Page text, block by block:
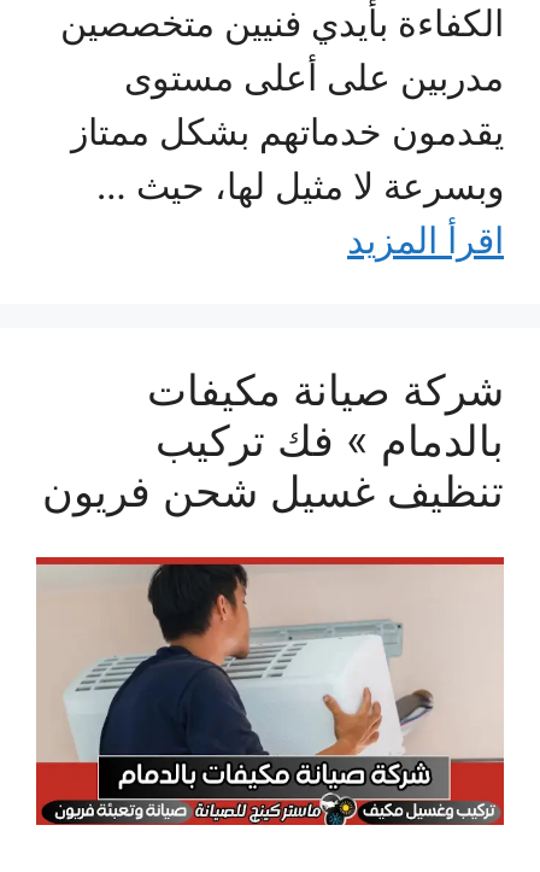
الكفاءة بأيدي فنيين متخصصين
مدربين على أعلى مستوى
يقدمون خدماتهم بشكل ممتاز
وبسرعة لا مثيل لها، حيث …
اقرأ المزيد
شركة صيانة مكيفات
بالدمام » فك تركيب
تنظيف غسيل شحن فريون